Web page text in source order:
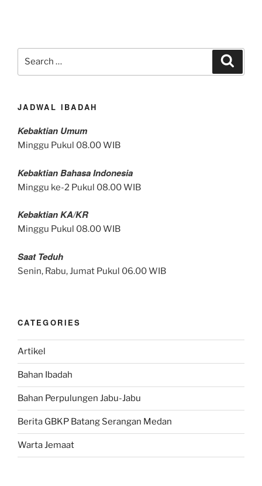
Search
for:
JADWAL IBADAH
Kebaktian Umum
Minggu Pukul 08.00 WIB
Kebaktian Bahasa Indonesia
Minggu ke-2 Pukul 08.00 WIB
Kebaktian KA/KR
Minggu Pukul 08.00 WIB
Saat Teduh
Senin, Rabu, Jumat Pukul 06.00 WIB
CATEGORIES
Artikel
Bahan Ibadah
Bahan Perpulungen Jabu-Jabu
Berita GBKP Batang Serangan Medan
Warta Jemaat